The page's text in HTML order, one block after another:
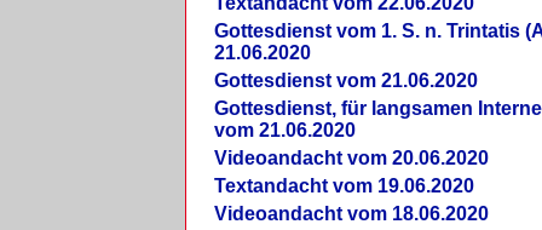
Gottesdienst vom 1. S. n. Trintatis
21.06.2020
Gottesdienst vom 21.06.2020
Gottesdienst, für langsamen
vom 21.06.2020
Videoandacht vom 20.06.2020
Textandacht vom 19.06.2020
Videoandacht vom 18.06.2020